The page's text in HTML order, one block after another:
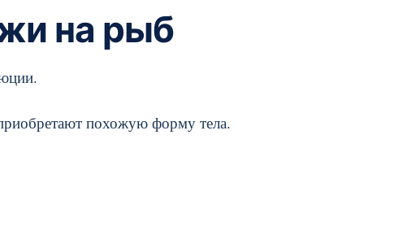
на рыб
похожую форму тела.